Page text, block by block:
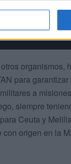
organismos,
para
a
siempre
Ceuta y
origen en la